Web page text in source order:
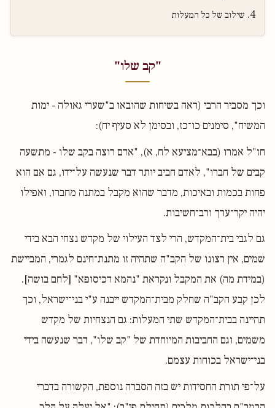
שילוב של כל המעלות
"קב שלו"
וכך מסביר הרבי (ראה בשיחות שהובאו ב"שערי גאולה - ימות
המשיח", סימנים כו־כז, ובסימן לא סעיף יח):
חז"ל אמרו (בבא־מציעא לח, א), "אדם רוצה בקב שלו - מתשעה
קבים של חברו", לאדם חביב יותר דבר שנעשה על־ידו, גם אם הוא
פחות בכמות ובאיכות, מדבר שהוא מקבל במתנה מחברו, ואפילו
יהיה יקר־ערך ורב־חשיבות.
גם לגבי בית־המקדש, הרי לצד העילוי של מקדש נצחי הבא בידי
שמים, אין רצונו של הקב"ה שתהיה זו מתנת־חינם לגמרי, המביישת
(במידת מה) את המקבל ונקראת "נהמא דכיסופא" [לחם בושה].
לכן קבע הקב"ה שחלק מבית־המקדש ייבנה ע"י בני־ישראל, וכך
תהיינה בבית־המקדש שתי המעלות: גם הנצחיות של מקדש
משמים, וגם החביבות המיוחדת של "קב שלו", דבר שנעשה בידי
בני־ישראל בכוחות עצמם.
על־פי תורת החסידות יש בזה הסברה נוספת, הקשורה בדברי